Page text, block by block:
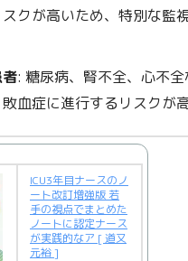
クが高いため、特別な監
: 糖尿病、腎不全、心不
血症に進行するリスクが高
ICU3年目ナースのノ
ート改訂増強版 若
手の視点でまとめた
ノートに認定ナース
が実践的なア [ 道又
元裕 ]